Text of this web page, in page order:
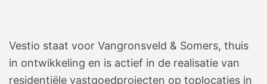
Vestio staat voor Vangronsveld & Somers, thuis
in ontwikkeling en is actief in de realisatie van
residentiële vastgoedprojecten op toplocaties in